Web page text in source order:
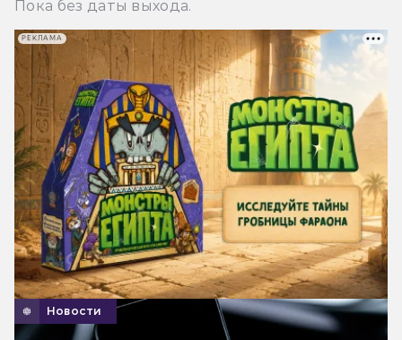
Пока без даты выхода.
Новости
РЕКЛАМА